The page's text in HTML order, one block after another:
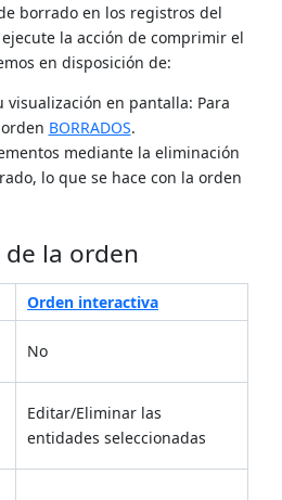
borrado en los registros del
la acción de comprimir el
en disposición de:
visualización en pantalla: Para
BORRADOS.
mediante la eliminación
lo que se hace con la orden
de la orden
Orden interactiva
No
Editar/Eliminar las
entidades seleccionadas